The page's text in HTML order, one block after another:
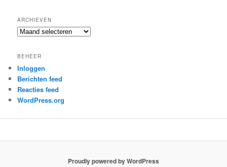
ARCHIEVEN
Archieven
BEHEER
Inloggen
Berichten feed
Reacties feed
WordPress.org
Proudly powered by WordPress